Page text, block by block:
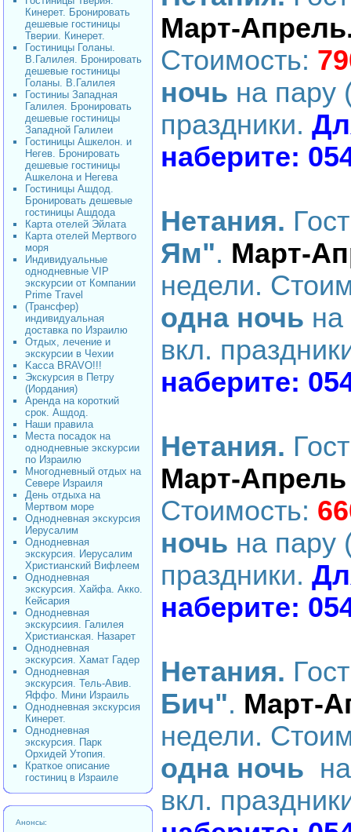
Кинерет. Бронировать
дешевые гостиницы
Тверии. Кинерет.
Гостиницы Голаны.
В.Галилея. Бронировать
дешевые гостиницы
Голаны. В.Галилея
Гостиниы Западная
Галилея. Бронировать
дешевые гостиницы
Западной Галилеи
Гостиницы Ашкелон. и
Негев. Бронировать
дешевые гостиницы
Ашкелона и Негева
Гостиницы Ашдод.
Бронировать дешевые
гостиницы Ашдода
Карта отелей Эйлата
Карта отелей Мертвого
моря
Индивидуальные
однодневные VIP
экскурсии от Компании
Prime Travel
(Трансфер)
индивидуальная
доставка по Израилю
Отдых, лечение и
экскурсии в Чехии
Kacca BRAVO!!!
Экскурсия в Петру
(Иордания)
Аренда на короткий
срок. Ашдод.
Наши правила
Места посадок на
однодневные экскурсии
по Израилю
Многодневный отдых на
Севере Израиля
День отдыха на
Мертвом море
Однодневная экскурсия
Иерусалим
Однодневная
экскурсия. Иерусалим
Христианский Вифлеем
Однодневная
экскурсия. Хайфа. Акко.
Кейсария
Однодневная
экскурсиия. Галилея
Христианская. Назарет
Однодневная
экскурсия. Хамат Гадер
Однодневная
экскурсия. Тель-Авив.
Яффо. Мини Израиль
Однодневная экскурсия
Кинерет.
Однодневная
экскурсия. Парк
Орхидей Утопия.
Краткое описание
гостиниц в Израиле
Анонсы:
Март-
Стоимость:
ночь на пару
праздники.
наберите:
Нетания.
Ям". Март-
недели.
одна ночь на
вкл.
наберите:
Нетания.
Март-Апрель
Стоимость:
ночь на пару
праздники.
наберите:
Нетания.
Бич". Март-
недели.
одна ночь
вкл.